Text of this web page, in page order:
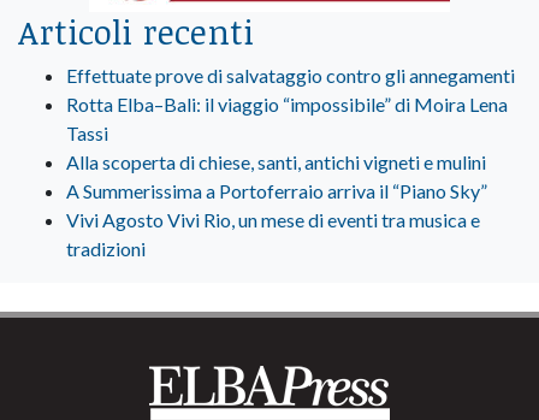
Articoli recenti
Effettuate prove di salvataggio contro gli annegamenti
Rotta Elba–Bali: il viaggio “impossibile” di Moira Lena
Tassi
Alla scoperta di chiese, santi, antichi vigneti e mulini
A Summerissima a Portoferraio arriva il “Piano Sky”
Vivi Agosto Vivi Rio, un mese di eventi tra musica e
tradizioni